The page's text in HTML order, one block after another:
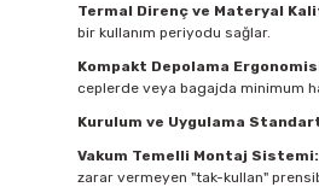
Termal Direnç ve Materyal
bir kullanım periyodu sağlar.
Kompakt Depolama
ceplerde veya bagajda minimum
Kurulum ve Uygulama
Vakum Temelli Montaj Sistemi:
zarar vermeyen "tak-kullan"